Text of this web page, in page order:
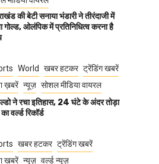
की बेटी सनाया भंडारी ने तीरंदाजी में
गोल्ड, ओलंपिक में प्रतिनिधित्व करना है
World खबर हटकर ट्रेंडिंग खबरें
ख़बरें न्यूज़ सोशल मीडिया वायरल
ने रचा इतिहास, 24 घंटे के अंदर तोड़ा
वर्ल्ड रिकॉर्ड
खबर हटकर ट्रेंडिंग खबरें
ख़बरें न्यूज़ वर्ल्ड न्यूज़